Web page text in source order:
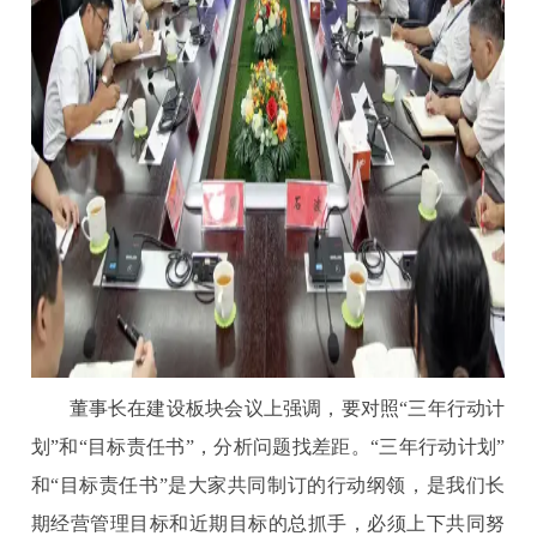
董事长在建设板块会议上强调，要对照“三年行动计
划”和“目标责任书”，分析问题找差距。“三年行动计划”
和“目标责任书”是大家共同制订的行动纲领，是我们长
期经营管理目标和近期目标的总抓手，必须上下共同努